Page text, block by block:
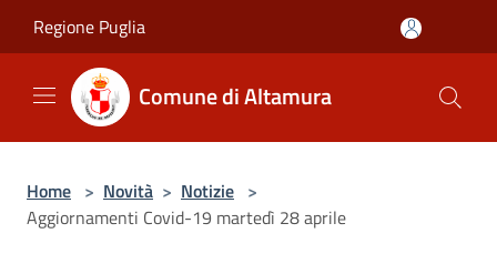
Regione Puglia
Comune di Altamura
Home > Novità > Notizie >
Aggiornamenti Covid-19 martedì 28 aprile